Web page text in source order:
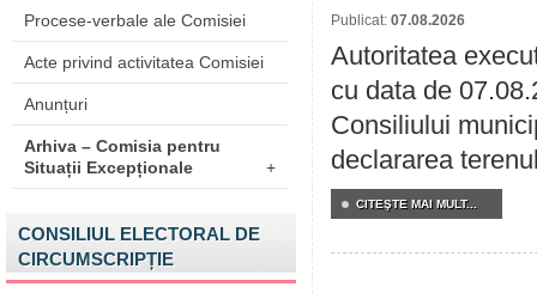
Procese-verbale ale Comisiei
Acte privind activitatea Comisiei
Anunțuri
Arhiva – Comisia pentru
Situații Excepționale
+
CONSILIUL ELECTORAL DE
CIRCUMSCRIPȚIE
Publicat: 07.08.2026
Autoritatea
cu data de
Consiliului
declararea
CITEŞTE MAI MULT...